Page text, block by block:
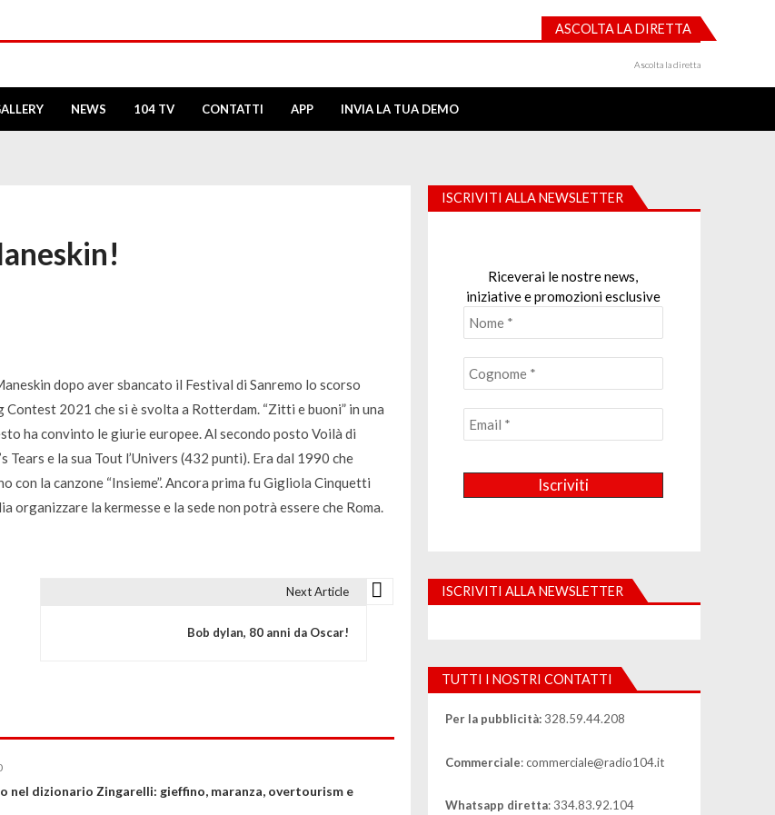
ASCOLTA LA DIRETTA
Ascolta la diretta
NEWS 104 TV CONTATTI APP INVIA LA TUA DEMO
dopo aver sbancato il Festival di Sanremo lo scorso
2021 che si è svolta a Rotterdam. “Zitti e buoni” in una
ha convinto le giurie europee. Al secondo posto Voilà di
e la sua Tout l’Univers (432 punti). Era dal 1990 che
con la canzone “Insieme”. Ancora prima fu Gigliola Cinquetti
organizzare la kermesse e la sede non potrà essere che Roma.
Next Article
Bob dylan, 80 anni da Oscar!
nel dizionario Zingarelli: gieffino, maranza, overtourism e
ISCRIVITI ALLA NEWSLETTER
Riceverai le nostre news,
iniziative e promozioni esclusive
ISCRIVITI ALLA NEWSLETTER
TUTTI I NOSTRI CONTATTI
Per la pubblicità:328.59.44.208
Commerciale: commerciale@radio104.it
Whatsapp diretta: 334.83.92.104